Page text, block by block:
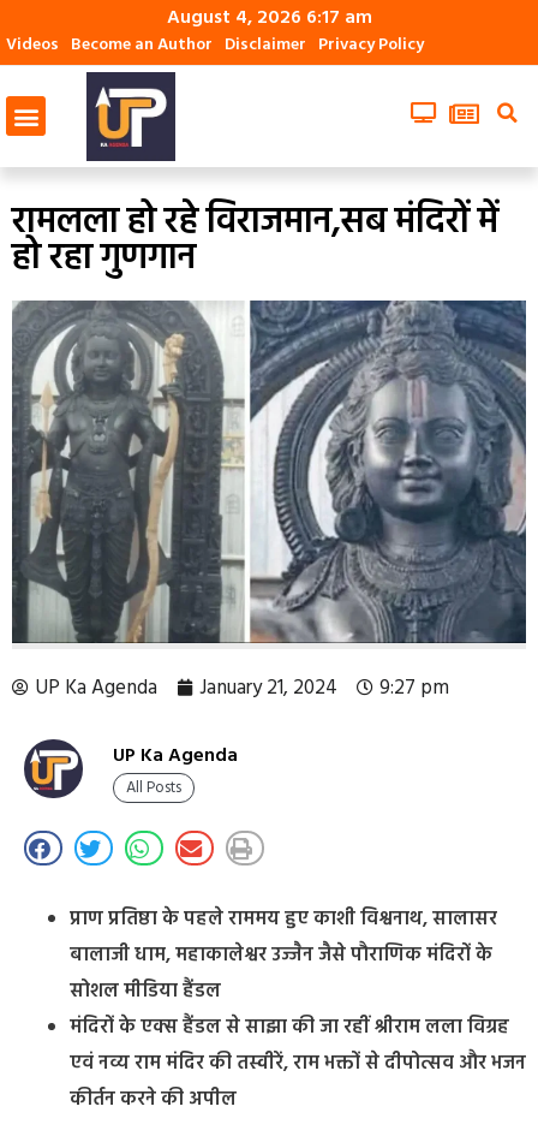
August 4, 2026 6:17 am
Videos Become an Author Disclaimer Privacy Policy
रामलला हो रहे विराजमान,सब मंदिरों में
हो रहा गुणगान
UP Ka Agenda January 21, 2024 9:27 pm
UP Ka Agenda
All Posts
प्राण प्रतिष्ठा के पहले राममय हुए काशी विश्वनाथ, सालासर
बालाजी धाम, महाकालेश्वर उज्जैन जैसे पौराणिक मंदिरों के
सोशल मीडिया हैंडल
मंदिरों के एक्स हैंडल से साझा की जा रहीं श्रीराम लला विग्रह
एवं नव्य राम मंदिर की तस्वीरें, राम भक्तों से दीपोत्सव और भजन
कीर्तन करने की अपील